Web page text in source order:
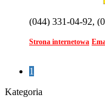
(044) 331-04-92,
Strona internetowa
1
Kategoria